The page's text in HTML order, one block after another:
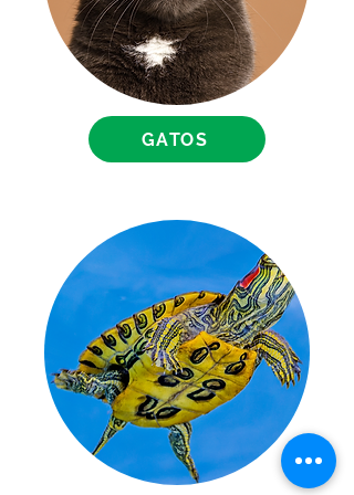
digestivo y por si fuera poco,
mejoran significativamente la
absorción de los nutrientes. Y lo
más importante es que cuando
sus peces han recibido dichos
beneficios alimenticios nos lo
agradecerán con un desarrollo
intensos y brillantes.
Por todo esto, hoy, Super
Flakes, representa la opción que
mejor equilibra
salud/nutrición/precio.
Instrucciones de uso:
Alimente a sus peces dos a tres
veces al día, en cantidad
suficiente para que el alimento
sea consumido en no más de
GATOS